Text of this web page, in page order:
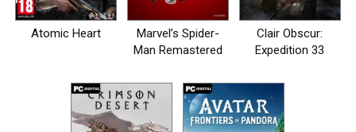
Atomic Heart
Marvel’s Spider-
Man Remastered
Clair Obscur:
Expedition 33